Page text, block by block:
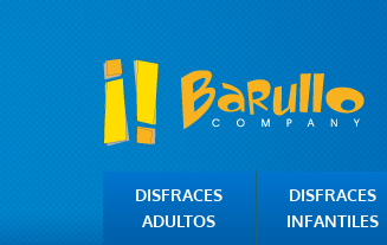
DISFRACES
ADULTOS
DISFRACES
INFANTILES